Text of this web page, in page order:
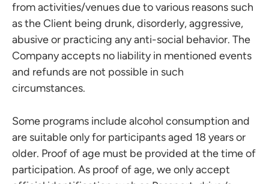
from activities/venues due to various reasons such
as the Client being drunk, disorderly, aggressive,
abusive or practicing any anti-social behavior. The
Company accepts no liability in mentioned events
and refunds are not possible in such
circumstances.
Some programs include alcohol consumption and
are suitable only for participants aged 18 years or
older. Proof of age must be provided at the time of
participation. As proof of age, we only accept